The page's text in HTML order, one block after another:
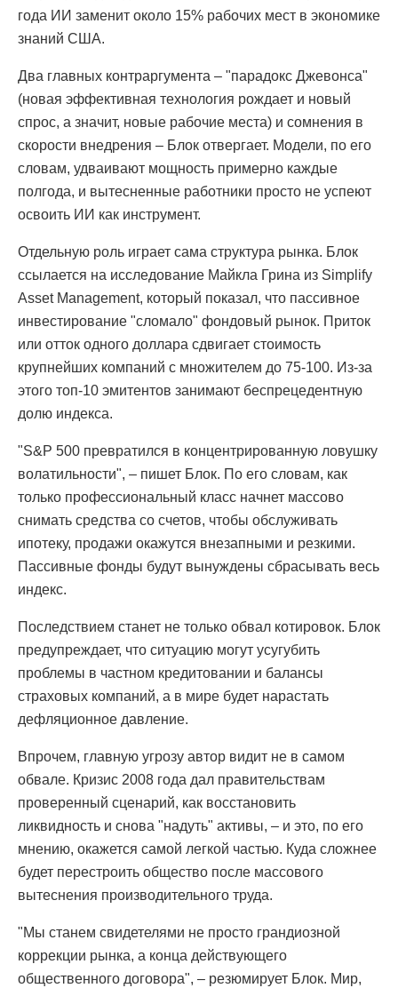
года ИИ заменит около 15% рабочих мест в экономике
знаний США.
Два главных контраргумента – "парадокс Джевонса"
(новая эффективная технология рождает и новый
спрос, а значит, новые рабочие места) и сомнения в
скорости внедрения – Блок отвергает. Модели, по его
словам, удваивают мощность примерно каждые
полгода, и вытесненные работники просто не успеют
освоить ИИ как инструмент.
Отдельную роль играет сама структура рынка. Блок
ссылается на исследование Майкла Грина из Simplify
Asset Management, который показал, что пассивное
инвестирование "сломало" фондовый рынок. Приток
или отток одного доллара сдвигает стоимость
крупнейших компаний с множителем до 75-100. Из-за
этого топ-10 эмитентов занимают беспрецедентную
долю индекса.
"S&P 500 превратился в концентрированную ловушку
волатильности", – пишет Блок. По его словам, как
только профессиональный класс начнет массово
снимать средства со счетов, чтобы обслуживать
ипотеку, продажи окажутся внезапными и резкими.
Пассивные фонды будут вынуждены сбрасывать весь
индекс.
Последствием станет не только обвал котировок. Блок
предупреждает, что ситуацию могут усугубить
проблемы в частном кредитовании и балансы
страховых компаний, а в мире будет нарастать
дефляционное давление.
Впрочем, главную угрозу автор видит не в самом
обвале. Кризис 2008 года дал правительствам
проверенный сценарий, как восстановить
ликвидность и снова "надуть" активы, – и это, по его
мнению, окажется самой легкой частью. Куда сложнее
будет перестроить общество после массового
вытеснения производительного труда.
"Мы станем свидетелями не просто грандиозной
коррекции рынка, а конца действующего
общественного договора", – резюмирует Блок. Мир,